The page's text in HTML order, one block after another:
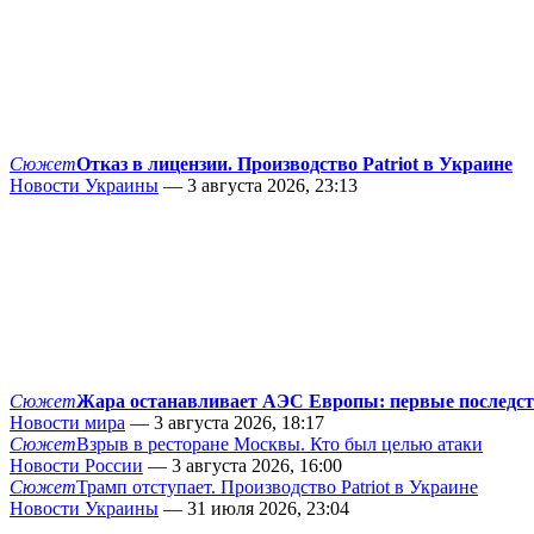
СюжетОтказ в лицензии. Производство Patriot в Украине
Новости Украины — 3 августа 2026, 23:13
СюжетЖара останавливает АЭС Европы: первые
Новости мира — 3 августа 2026, 18:17
СюжетВзрыв в ресторане Москвы. Кто был целью атаки
Новости России — 3 августа 2026, 16:00
СюжетТрамп отступает. Производство Patriot в Украине
Новости Украины — 31 июля 2026, 23:04